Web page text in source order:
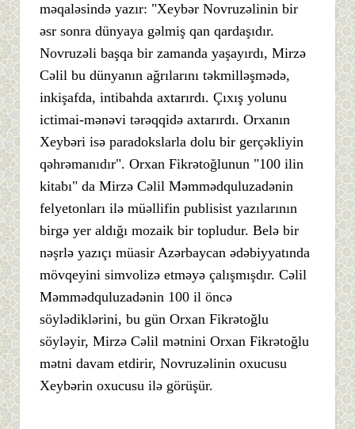
məqaləsində yazır: "Xeybər Novruzəlinin bir
əsr sonra dünyaya gəlmiş qan qardaşıdır.
Novruzəli başqa bir zamanda yaşayırdı, Mirzə
Cəlil bu dünyanın ağrılarını təkmilləşmədə,
inkişafda, intibahda axtarırdı. Çıxış yolunu
ictimai-mənəvi tərəqqidə axtarırdı. Orxanın
Xeybəri isə paradokslarla dolu bir gerçəkliyin
qəhrəmanıdır". Orxan Fikrətoğlunun "100 ilin
kitabı" da Mirzə Cəlil Məmmədquluzadənin
felyetonları ilə müəllifin publisist yazılarının
birgə yer aldığı mozaik bir topludur. Belə bir
nəşrlə yazıçı müasir Azərbaycan ədəbiyyatında
mövqeyini simvolizə etməyə çalışmışdır. Cəlil
Məmmədquluzadənin 100 il öncə
söylədiklərini, bu gün Orxan Fikrətoğlu
söyləyir, Mirzə Cəlil mətnini Orxan Fikrətoğlu
mətni davam etdirir, Novruzəlinin oxucusu
Xeybərin oxucusu ilə görüşür.